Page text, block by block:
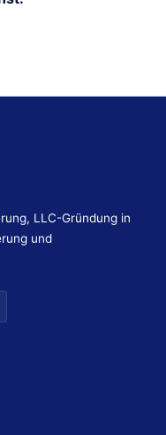
LLC-Gründung in
und